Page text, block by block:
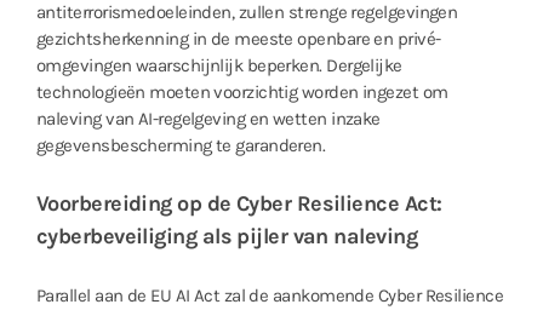
antiterrorismedoeleinden, zullen strenge regelgevingen
gezichtsherkenning in de meeste openbare en privé-
omgevingen waarschijnlijk beperken. Dergelijke
technologieën moeten voorzichtig worden ingezet om
naleving van AI-regelgeving en wetten inzake
gegevensbescherming te garanderen.
Voorbereiding op de Cyber ​​Resilience Act:
cyberbeveiliging als pijler van naleving
Parallel aan de EU AI Act zal de aankomende Cyber ​​Resilience